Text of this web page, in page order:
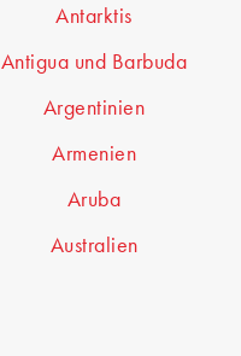
Antarktis
Antigua und Barbuda
Argentinien
Armenien
Aruba
Australien